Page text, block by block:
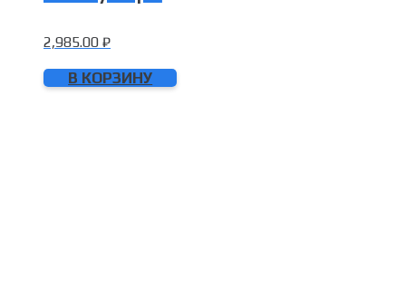
2,985.00 ₽
В КОРЗИНУ